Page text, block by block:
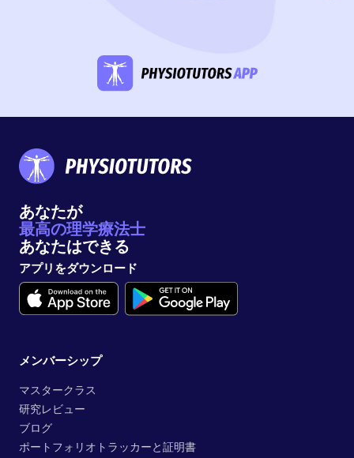
あなたが
最高の理学療法士
あなたはできる
アプリをダウンロード
メンバーシップ
マスタークラス
研究レビュー
ブログ
ポートフォリオトラッカーと証明書